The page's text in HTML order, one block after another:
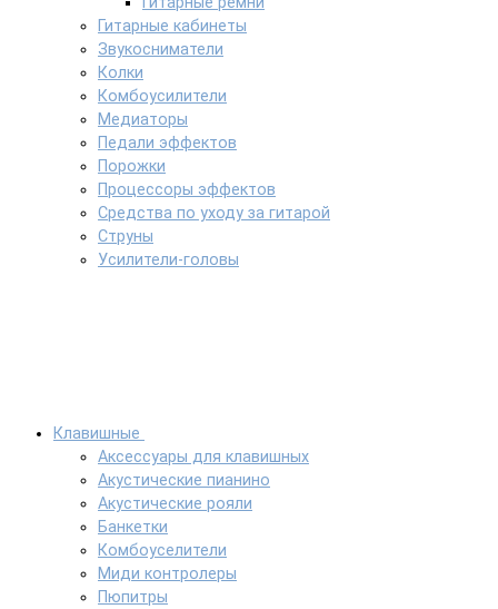
Гитарные кабинеты
Звукосниматели
Колки
Комбоусилители
Медиаторы
Педали эффектов
Порожки
Процессоры эффектов
Средства по уходу за гитарой
Струны
Усилители-головы
Клавишные
Аксессуары для клавишных
Акустические пианино
Акустические рояли
Банкетки
Комбоуселители
Миди контролеры
Пюпитры